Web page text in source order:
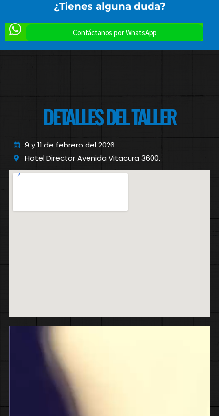
¿Tienes alguna duda?
Contáctanos por WhatsApp
DETALLES DEL TALLER
9 y 11 de febrero del 2026.
Hotel Director Avenida Vitacura 3600.